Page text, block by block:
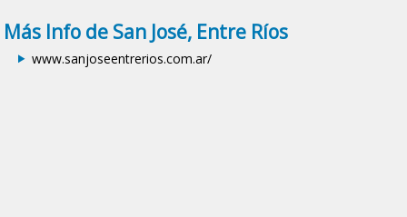
Más Info de San José, Entre Ríos
www.sanjoseentrerios.com.ar/